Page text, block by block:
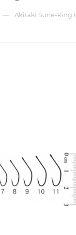
— Akitaki Sune-Ring